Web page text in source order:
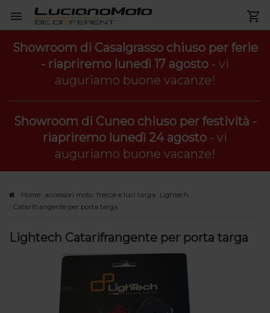
Showroom di Casalgrasso chiuso per ferie
- riapriremo lunedì 17 agosto - vi
auguriamo buone vacanze!
Showroom di Cuneo chiuso per festività -
riapriremo lunedì 24 agosto - vi
auguriamo buone vacanze!
Home accessori moto frecce e luci targa
Lightech
Catarifrangente per porta targa
Lightech Catarifrangente per porta targa